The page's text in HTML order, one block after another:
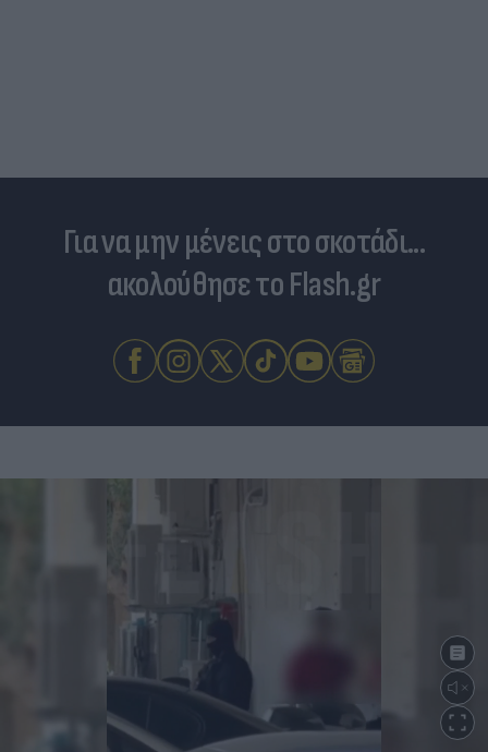
Για να μην μένεις στο σκοτάδι...
ακολούθησε το Flash.gr